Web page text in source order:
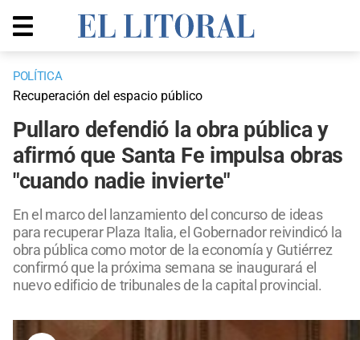
POLÍTICA
Recuperación del espacio público
Pullaro defendió la obra pública y
afirmó que Santa Fe impulsa obras
"cuando nadie invierte"
En el marco del lanzamiento del concurso de ideas
para recuperar Plaza Italia, el Gobernador reivindicó la
obra pública como motor de la economía y Gutiérrez
confirmó que la próxima semana se inaugurará el
nuevo edificio de tribunales de la capital provincial.